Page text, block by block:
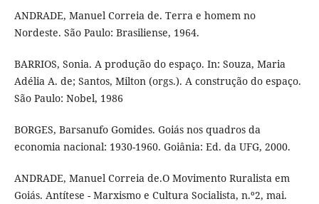
ANDRADE, Manuel Correia de. Terra e homem no
Nordeste. São Paulo: Brasiliense, 1964.
BARRIOS, Sonia. A produção do espaço. In: Souza, Maria
Adélia A. de; Santos, Milton (orgs.). A construção do espaço.
São Paulo: Nobel, 1986
BORGES, Barsanufo Gomides. Goiás nos quadros da
economia nacional: 1930-1960. Goiânia: Ed. da UFG, 2000.
ANDRADE, Manuel Correia de.O Movimento Ruralista em
Goiás. Antítese - Marxismo e Cultura Socialista, n.º2, mai.